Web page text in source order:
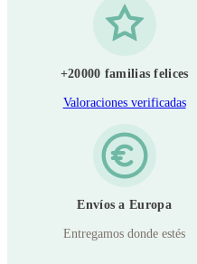
+20000 familias felices
Valoraciones verificadas
Envíos a Europa
Entregamos donde estés